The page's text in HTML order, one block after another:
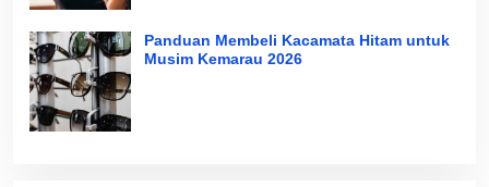
Panduan Membeli Kacamata Hitam untuk
Musim Kemarau 2026